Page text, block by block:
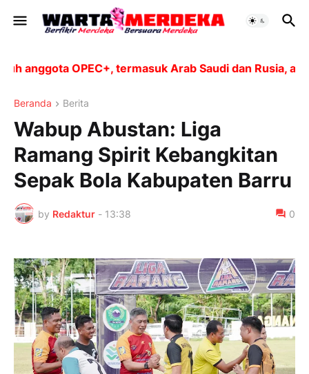
OPEC+, termasuk Arab Saudi dan Rusia, akan
Beranda Berita
Wabup Abustan: Liga
Ramang Spirit Kebangkitan
Sepak Bola Kabupaten Barru
by Redaktur - 13:38 0